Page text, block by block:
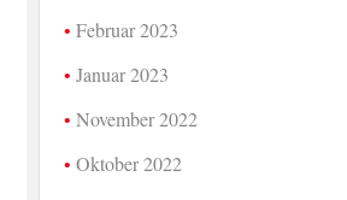
Februar 2023
Januar 2023
November 2022
Oktober 2022